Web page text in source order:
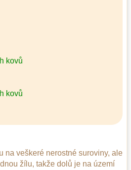
kovů
kovů
na veškeré nerostné suroviny, ale
žílu, takže dolů je na území